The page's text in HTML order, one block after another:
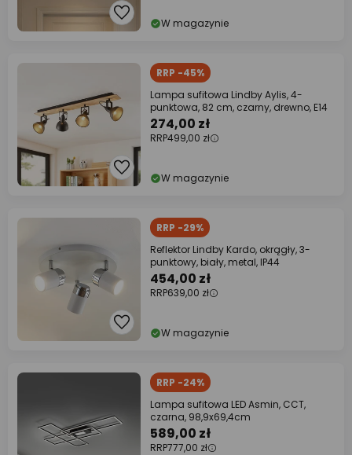
W magazynie
RRP -45%
Lampa sufitowa Lindby Aylis, 4-
punktowa, 82 cm, czarny, drewno, E14
274,00 zł
RRP499,00 zł
W magazynie
RRP -29%
Reflektor Lindby Kardo, okrągły, 3-
punktowy, biały, metal, IP44
454,00 zł
RRP639,00 zł
W magazynie
RRP -24%
Lampa sufitowa LED Asmin, CCT,
czarna, 98,9x69,4cm
589,00 zł
RRP777,00 zł